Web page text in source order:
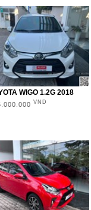
WIGO 1.2G 2018
VND